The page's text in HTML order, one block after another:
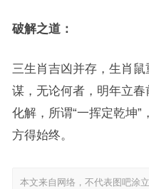
破解之道：
三生肖吉凶并存，生肖
谋，无论何者，明年立
化解，所谓“一挥定乾坤
方得始终。
本文来自网络，不代表图吧涂